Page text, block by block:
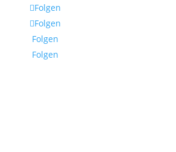
Folgen
Folgen
Folgen
Folgen